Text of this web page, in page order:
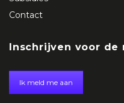
Contact
Inschrijven voor de
Ik meld me aan